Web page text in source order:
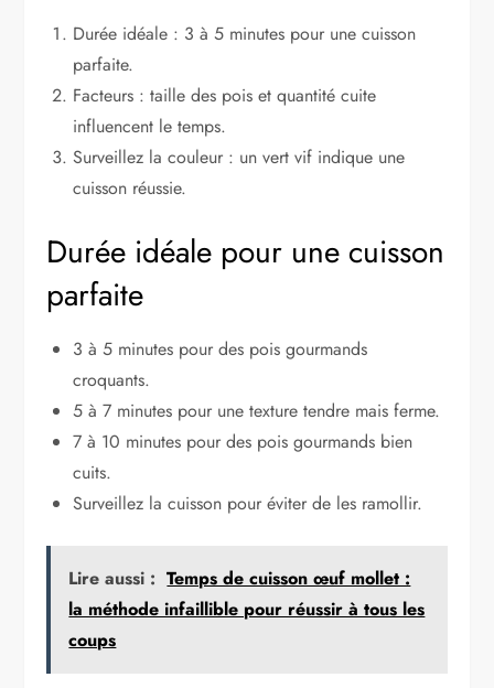
Durée idéale : 3 à 5 minutes pour une cuisson
parfaite.
Facteurs : taille des pois et quantité cuite
influencent le temps.
Surveillez la couleur : un vert vif indique une
cuisson réussie.
Durée idéale pour une cuisson
parfaite
3 à 5 minutes pour des pois gourmands
croquants.
5 à 7 minutes pour une texture tendre mais ferme.
7 à 10 minutes pour des pois gourmands bien
cuits.
Surveillez la cuisson pour éviter de les ramollir.
Lire aussi : Temps de cuisson œuf mollet :
la méthode infaillible pour réussir à tous les
coups